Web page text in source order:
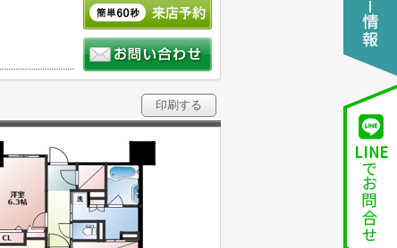
印刷する